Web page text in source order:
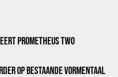
PROMETHEUS TWO
OP BESTAANDE VORMENTAAL